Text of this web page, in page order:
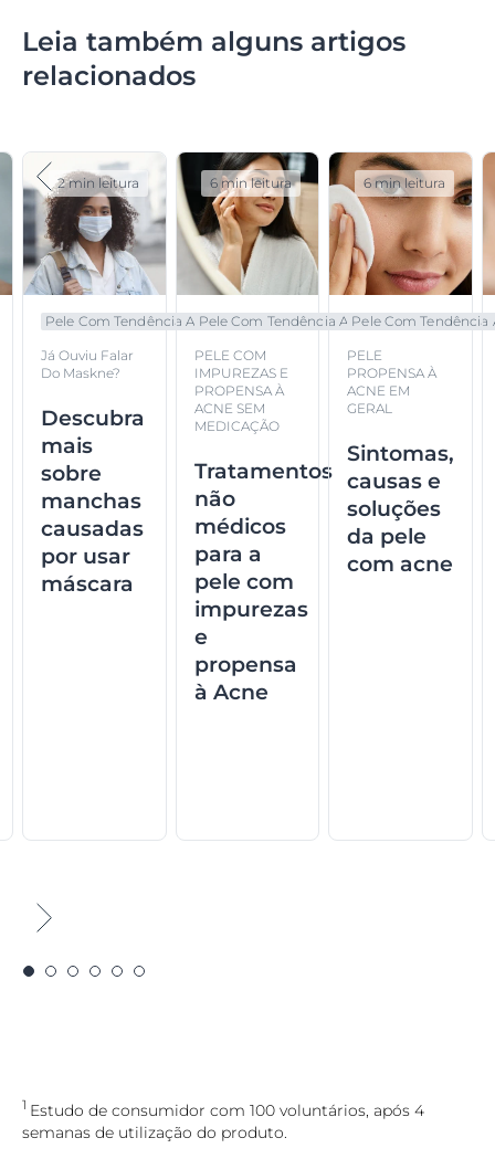
Leia também alguns artigos
relacionados
Pele Com Tendência A...
Já Ouviu Falar
Do Maskne?
Descubra
mais
sobre
manchas
causadas
por usar
máscara
2 min leitura
Pele Com Tendência A...
PELE COM
IMPUREZAS E
PROPENSA À
ACNE SEM
MEDICAÇÃO
Tratamentos
não
médicos
para a
pele com
impurezas
e
propensa
à Acne
6 min leitura
Pele Com Tendência
PELE
PROPENSA À
ACNE EM
GERAL
Sintomas,
causas e
soluções
da pele
com acne
6 min leitura
1 Estudo de consumidor com 100 voluntários, após 4
semanas de utilização do produto.